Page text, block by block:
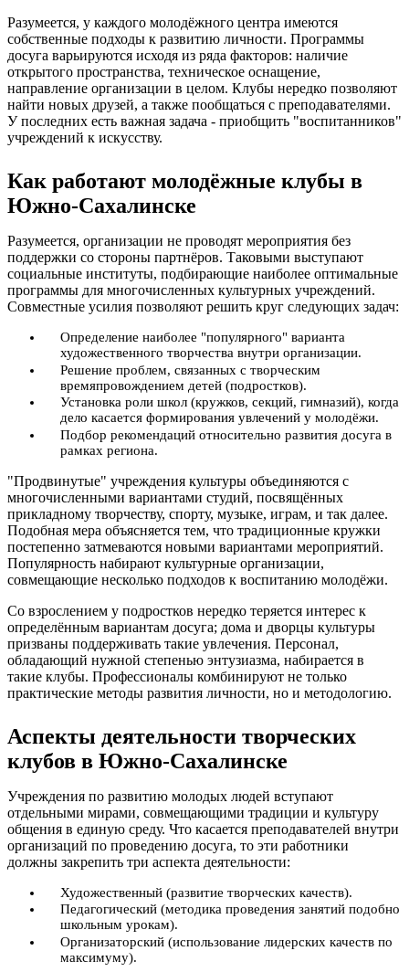
Разумеется, у каждого молодёжного центра имеются
собственные подходы к развитию личности. Программы
досуга варьируются исходя из ряда факторов: наличие
открытого пространства, техническое оснащение,
направление организации в целом. Клубы нередко позволяют
найти новых друзей, а также пообщаться с преподавателями.
У последних есть важная задача - приобщить "воспитанников"
учреждений к искусству.
Как работают молодёжные клубы в
Южно-Сахалинске
Разумеется, организации не проводят мероприятия без
поддержки со стороны партнёров. Таковыми выступают
социальные институты, подбирающие наиболее оптимальные
программы для многочисленных культурных учреждений.
Совместные усилия позволяют решить круг следующих задач:
Определение наиболее "популярного" варианта
художественного творчества внутри организации.
Решение проблем, связанных с творческим
времяпровождением детей (подростков).
Установка роли школ (кружков, секций, гимназий), когда
дело касается формирования увлечений у молодёжи.
Подбор рекомендаций относительно развития досуга в
рамках региона.
"Продвинутые" учреждения культуры объединяются с
многочисленными вариантами студий, посвящённых
прикладному творчеству, спорту, музыке, играм, и так далее.
Подобная мера объясняется тем, что традиционные кружки
постепенно затмеваются новыми вариантами мероприятий.
Популярность набирают культурные организации,
совмещающие несколько подходов к воспитанию молодёжи.
Со взрослением у подростков нередко теряется интерес к
определённым вариантам досуга; дома и дворцы культуры
призваны поддерживать такие увлечения. Персонал,
обладающий нужной степенью энтузиазма, набирается в
такие клубы. Профессионалы комбинируют не только
практические методы развития личности, но и методологию.
Аспекты деятельности творческих
клубов в Южно-Сахалинске
Учреждения по развитию молодых людей вступают
отдельными мирами, совмещающими традиции и культуру
общения в единую среду. Что касается преподавателей внутри
организаций по проведению досуга, то эти работники
должны закрепить три аспекта деятельности:
Художественный (развитие творческих качеств).
Педагогический (методика проведения занятий подобно
школьным урокам).
Организаторский (использование лидерских качеств по
максимуму).